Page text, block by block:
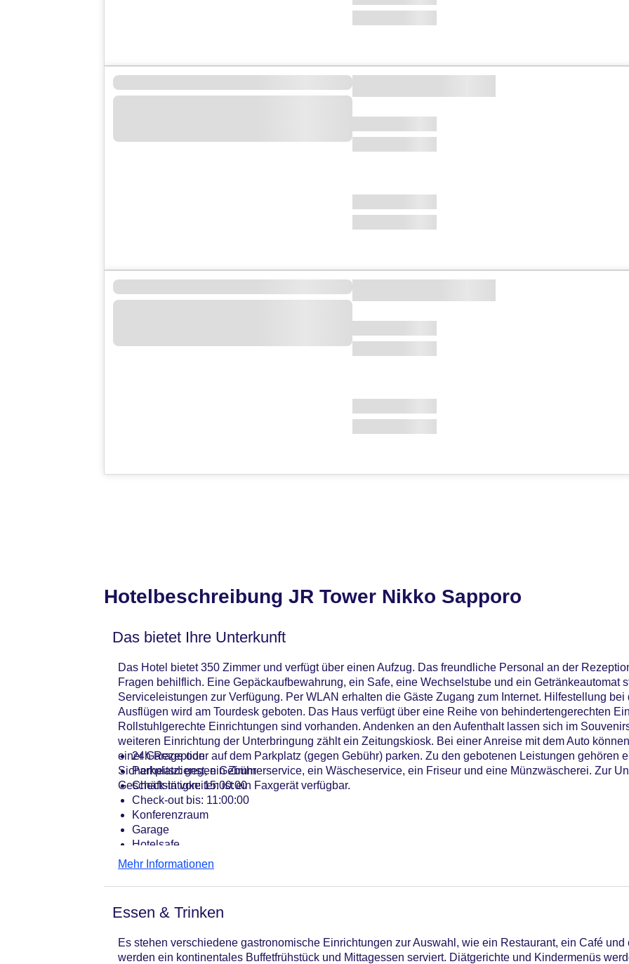
Hotelbeschreibung JR Tower Nikko Sapporo
Das bietet Ihre Unterkunft
Das Hotel bietet 350 Zimmer und verfügt über einen Aufzug. Das freundliche Personal an der
Fragen behilflich. Eine Gepäckaufbewahrung, ein Safe, eine Wechselstube und ein Getränkeautomat
Serviceleistungen zur Verfügung. Per WLAN erhalten die Gäste Zugang zum Internet. Hilfestellung bei
Ausflügen wird am Tourdesk geboten. Das Haus verfügt über eine Reihe von behindertengerechten
Rollstuhlgerechte Einrichtungen sind vorhanden. Andenken an den Aufenthalt lassen sich im
weiteren Einrichtung der Unterbringung zählt ein Zeitungskiosk. Bei einer Anreise mit dem Auto
einer Garage oder auf dem Parkplatz (gegen Gebühr) parken. Zu den gebotenen Leistungen gehören
Sicherheitsdienst, ein Zimmerservice, ein Wäscheservice, ein Friseur und eine Münzwäscherei. Zur
Geschäftstätigkeiten ist ein Faxgerät verfügbar.
24h Rezeption
Parkplatz: gegen Gebühr
Check-in von: 15:00:00
Check-out bis: 11:00:00
Konferenzraum
Garage
Hotelsafe
WLAN/WiFi im Hotel
Anzahl der Aufzüge: 1
Gesamtanzahl der Zimmer: 350
Landeskategorie: 5 Sterne
Mehr Informationen
Essen & Trinken
Es stehen verschiedene gastronomische Einrichtungen zur Auswahl, wie ein Restaurant, ein Café und
werden ein kontinentales Buffetfrühstück und Mittagessen serviert. Diätgerichte und Kindermenüs